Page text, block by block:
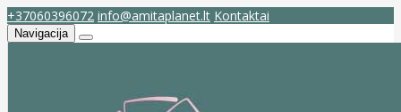
+37060396072 info@amitaplanet.lt Kontaktai
Navigacija